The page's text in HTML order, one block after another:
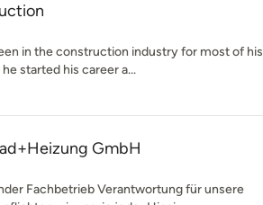
in the construction industry for most of his
started his career a...
GmbH
Fachbetrieb Verantwortung für unsere